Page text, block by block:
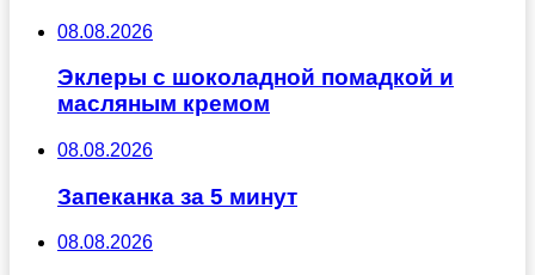
08.08.2026
Эклеры с шоколадной помадкой и
масляным кремом
08.08.2026
Запеканка за 5 минут
08.08.2026